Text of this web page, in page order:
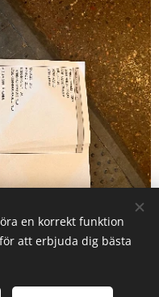
en korrekt funktion
att erbjuda dig bästa